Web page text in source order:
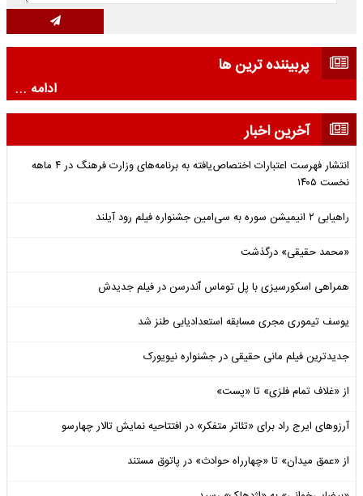
پربیننده ترین ها
ادامه ...
آخرین اخبار
انتشار فهرست اعتبارات اختصاص‌یافته به برنامه‌های وزارت فرهنگ در ۴ ماهه
نخست ۱۴۰۵
راهیابی ۲ انیمیشن سوره به سی‌امین جشنواره فیلم رود آیلند
«محمد حقیقی» درگذشت
همراهی اسکورسیزی با پل توماس ٱندرسن در فیلم جدیدش
یوسف تیموری مجری مسابقه استعدادیابی طنز شد
جدیدترین فیلم مانی حقیقی در جشنواره نیویورک
از «غلاف تمام فلزی» تا «پست»
آرزوهای ایرج راد برای «تئاتر متفکر» در افتتاحیه نمایش تالار چهارسو
از «عمق میدان» تا «چهارراه حوادث» در پاتوق مستند